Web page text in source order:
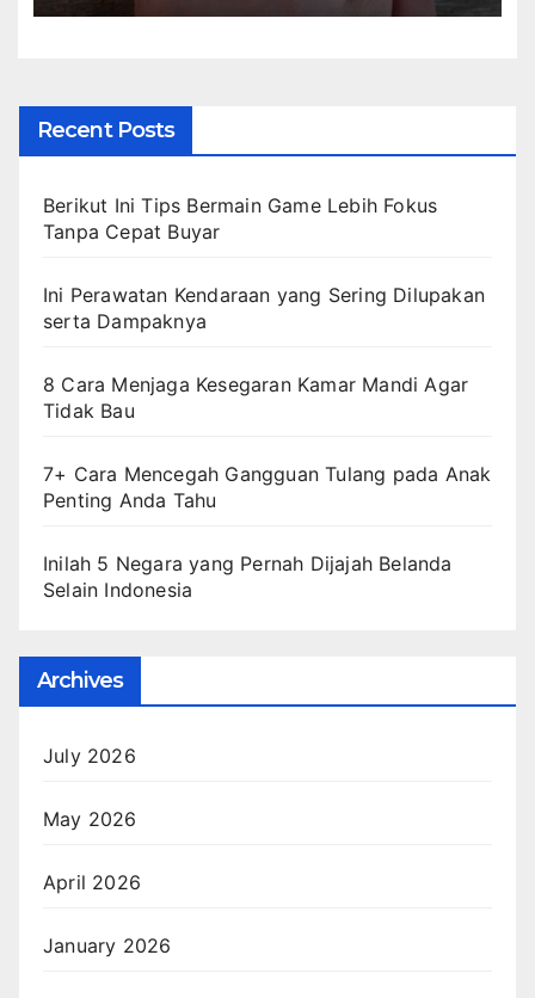
Recent Posts
Berikut Ini Tips Bermain Game Lebih Fokus
Tanpa Cepat Buyar
Ini Perawatan Kendaraan yang Sering Dilupakan
serta Dampaknya
8 Cara Menjaga Kesegaran Kamar Mandi Agar
Tidak Bau
7+ Cara Mencegah Gangguan Tulang pada Anak
Penting Anda Tahu
Inilah 5 Negara yang Pernah Dijajah Belanda
Selain Indonesia
Archives
July 2026
May 2026
April 2026
January 2026